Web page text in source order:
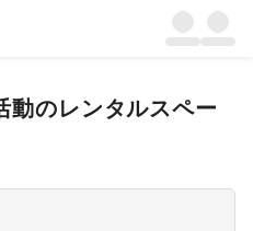
動のレンタルスペー